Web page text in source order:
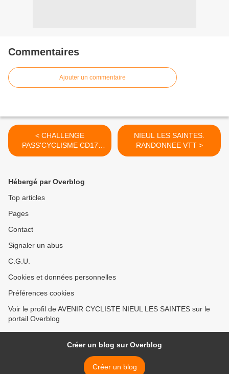
Commentaires
Ajouter un commentaire
< CHALLENGE
PASS'CYCLISME CD17
2013
NIEUL LES SAINTES.
RANDONNEE VTT >
Hébergé par Overblog
Top articles
Pages
Contact
Signaler un abus
C.G.U.
Cookies et données personnelles
Préférences cookies
Voir le profil de AVENIR CYCLISTE NIEUL LES SAINTES sur le
portail Overblog
Créer un blog sur Overblog
Créer un blog